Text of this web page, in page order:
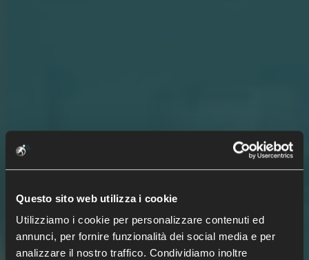
Questo sito web utilizza i cookie
Utilizziamo i cookie per personalizzare contenuti ed
annunci, per fornire funzionalità dei social media e per
analizzare il nostro traffico. Condividiamo inoltre